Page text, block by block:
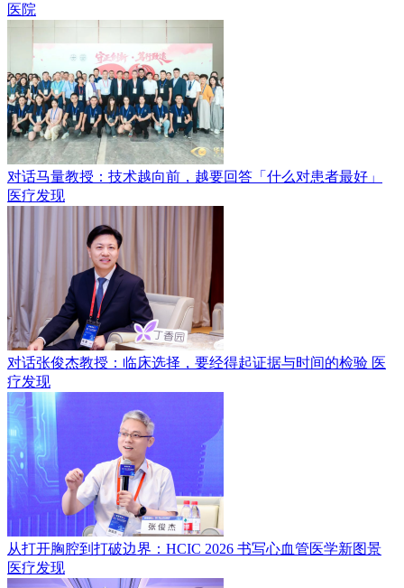
医院
对话马量教授：技术越向前，越要回答「什么对患者最好」
医疗发现
对话张俊杰教授：临床选择，要经得起证据与时间的检验 医
疗发现
从打开胸腔到打破边界：HCIC 2026 书写心血管医学新图景
医疗发现